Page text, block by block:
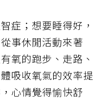
症；想要睡得好，
事休閒活動來著
氧的跑步、走路、
吸收氧氣的效率提
心情覺得愉快舒